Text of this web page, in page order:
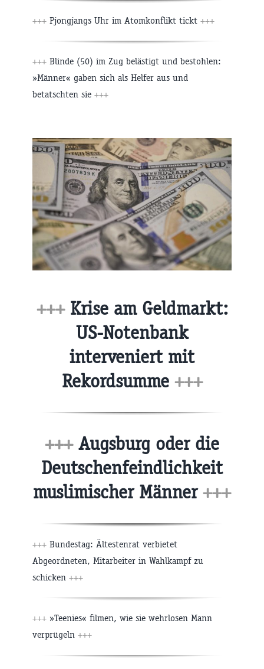
+++ Pjongjangs Uhr im Atomkonflikt tickt +++
+++ Blinde (50) im Zug belästigt und bestohlen:
»Männer« gaben sich als Helfer aus und
betatschten sie +++
+++Krise am Geldmarkt:
US-Notenbank
interveniert mit
Rekordsumme +++
+++Augsburg oder die
Deutschenfeindlichkeit
muslimischer Männer+++
+++ Bundestag: Ältestenrat verbietet
Abgeordneten, Mitarbeiter in Wahlkampf zu
schicken +++
+++ »Teenies« filmen, wie sie wehrlosen Mann
verprügeln +++